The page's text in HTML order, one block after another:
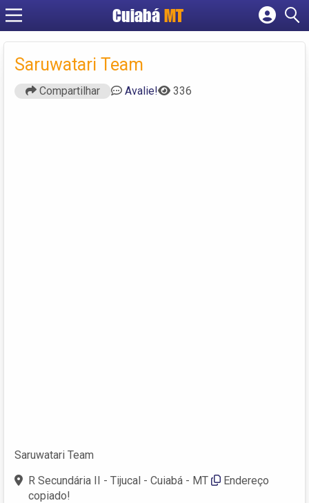
Cuiabá MT
Cadastrar empresa
Criar conta
Saruwatari Team
Compartilhar Avalie! 336
Saruwatari Team
R Secundária II - Tijucal - Cuiabá - MT
Endereço
copiado!